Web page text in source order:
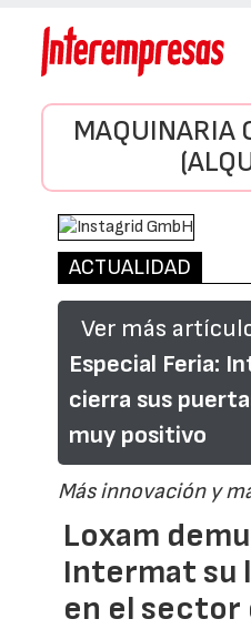
MAQUINARIA
ACTUALIDAD
Ver más
Especial Feria:
cierra sus
muy positivo
Más innovación y
Loxam
Intermat su
en el sector